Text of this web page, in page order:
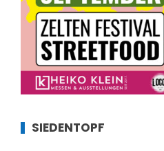
SIEDENTOPF